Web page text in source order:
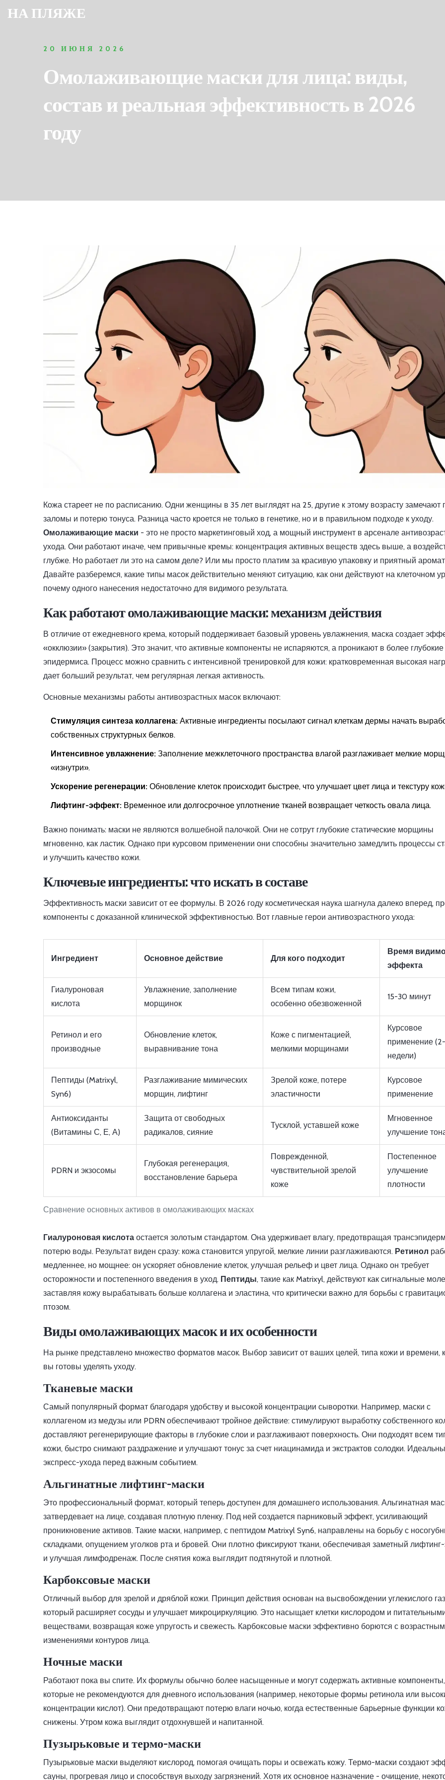
НА ПЛЯЖЕ
20 ИЮНЯ 2026
Омолаживающие маски для лица: виды,
состав и реальная эффективность в 2026
году
Кожа стареет не по расписанию. Одни женщины в 35 лет выглядят на 25, другие к этому возрасту замечают
заломы и потерю тонуса. Разница часто кроется не только в генетике, но и в правильном подходе к уходу.
Омолаживающие маски - это не просто маркетинговый ход, а мощный инструмент в арсенале
ухода. Они работают иначе, чем привычные кремы: концентрация активных веществ здесь выше, а
глубже. Но работает ли это на самом деле? Или мы просто платим за красивую упаковку и приятный
Давайте разберемся, какие типы масок действительно меняют ситуацию, как они действуют на клеточном
почему одного нанесения недостаточно для видимого результата.
Как работают омолаживающие маски: механизм действия
В отличие от ежедневного крема, который поддерживает базовый уровень увлажнения, маска создает
«окклюзии» (закрытия). Это значит, что активные компоненты не испаряются, а проникают в более глубокие
эпидермиса. Процесс можно сравнить с интенсивной тренировкой для кожи: кратковременная высокая
дает больший результат, чем регулярная легкая активность.
Основные механизмы работы антивозрастных масок включают:
Стимуляция синтеза коллагена: Активные ингредиенты посылают сигнал клеткам дермы начать
собственных структурных белков.
Интенсивное увлажнение: Заполнение межклеточного пространства влагой разглаживает мелкие
«изнутри».
Ускорение регенерации: Обновление клеток происходит быстрее, что улучшает цвет лица и текстуру
Лифтинг-эффект: Временное или долгосрочное уплотнение тканей возвращает четкость овала лица.
Важно понимать: маски не являются волшебной палочкой. Они не сотрут глубокие статические морщины
мгновенно, как ластик. Однако при курсовом применении они способны значительно замедлить процессы
и улучшить качество кожи.
Ключевые ингредиенты: что искать в составе
Эффективность маски зависит от ее формулы. В 2026 году косметическая наука шагнула далеко вперед,
компоненты с доказанной клинической эффективностью. Вот главные герои антивозрастного ухода:
Сравнение основных активов в омолаживающих масках
Ингредиент Основное действие Для кого подходит
Время
эффекта
Гиалуроновая
кислота
Увлажнение, заполнение
морщинок
Всем типам кожи,
особенно обезвоженной
15-30 минут
Ретинол и его
производные
Обновление клеток,
выравнивание тона
Коже с пигментацией,
мелкими морщинами
Курсовое
применение
недели)
Пептиды (Matrixyl,
Syn6)
Разглаживание мимических
морщин, лифтинг
Зрелой коже, потере
эластичности
Курсовое
применение
Антиоксиданты
(Витамины С, Е, А)
Защита от свободных
радикалов, сияние
Тусклой, уставшей коже
Мгновенное
улучшение
PDRN и экзосомы
Глубокая регенерация,
восстановление барьера
Поврежденной,
чувствительной зрелой
коже
Постепенное
улучшение
плотности
Гиалуроновая кислота остается золотым стандартом. Она удерживает влагу, предотвращая
потерю воды. Результат виден сразу: кожа становится упругой, мелкие линии разглаживаются. Ретинол
медленнее, но мощнее: он ускоряет обновление клеток, улучшая рельеф и цвет лица. Однако он требует
осторожности и постепенного введения в уход. Пептиды, такие как Matrixyl, действуют как сигнальные
заставляя кожу вырабатывать больше коллагена и эластина, что критически важно для борьбы с
птозом.
Виды омолаживающих масок и их особенности
На рынке представлено множество форматов масок. Выбор зависит от ваших целей, типа кожи и времени,
вы готовы уделять уходу.
Тканевые маски
Самый популярный формат благодаря удобству и высокой концентрации сыворотки. Например, маски с
коллагеном из медузы или PDRN обеспечивают тройное действие: стимулируют выработку собственного
доставляют регенерирующие факторы в глубокие слои и разглаживают поверхность. Они подходят всем
кожи, быстро снимают раздражение и улучшают тонус за счет ниацинамида и экстрактов солодки.
экспресс-ухода перед важным событием.
Альгинатные лифтинг-маски
Это профессиональный формат, который теперь доступен для домашнего использования. Альгинатная
затвердевает на лице, создавая плотную пленку. Под ней создается парниковый эффект, усиливающий
проникновение активов. Такие маски, например, с пептидом Matrixyl Syn6, направлены на борьбу с
складками, опущением уголков рта и бровей. Они плотно фиксируют ткани, обеспечивая заметный
и улучшая лимфодренаж. После снятия кожа выглядит подтянутой и плотной.
Карбоксовые маски
Отличный выбор для зрелой и дряблой кожи. Принцип действия основан на высвобождении углекислого
который расширяет сосуды и улучшает микроциркуляцию. Это насыщает клетки кислородом и
веществами, возвращая коже упругость и свежесть. Карбоксовые маски эффективно борются с
изменениями контуров лица.
Ночные маски
Работают пока вы спите. Их формулы обычно более насыщенные и могут содержать активные компоненты,
которые не рекомендуются для дневного использования (например, некоторые формы ретинола или
концентрации кислот). Они предотвращают потерю влаги ночью, когда естественные барьерные функции
снижены. Утром кожа выглядит отдохнувшей и напитанной.
Пузырьковые и термо-маски
Пузырьковые маски выделяют кислород, помогая очищать поры и освежать кожу. Термо-маски создают
сауны, прогревая лицо и способствуя выходу загрязнений. Хотя их основное назначение - очищение,